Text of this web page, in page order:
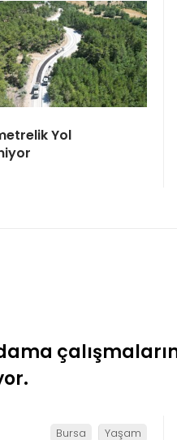
Yol
Bursa Yaşam